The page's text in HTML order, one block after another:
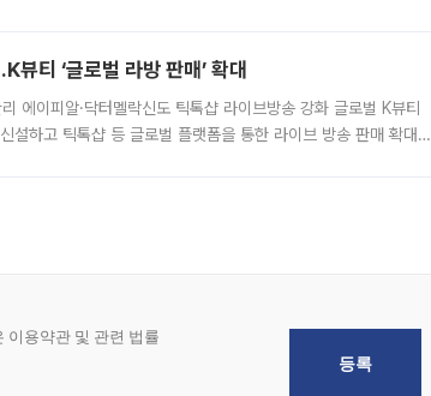
티 ‘글로벌 라방 판매’ 확대
에이피알·닥터멜락신도 틱톡샵 라이브방송 강화 글로벌 K뷰티
설하고 틱톡샵 등 글로벌 플랫폼을 통한 라이브 방송 판매 확대에